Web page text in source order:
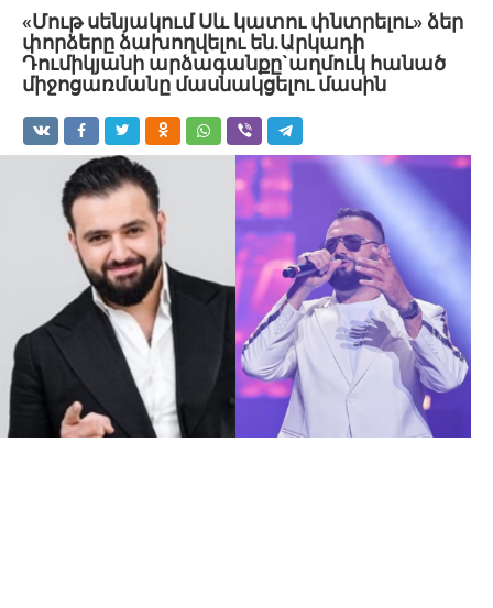
«Մութ սենյակում Սև կատու փնտրելու» ձեր
փորձերը ձախողվելու են.Արկադի
Դումիկյանի արձագանքը`աղմուկ հանած
միջոցառմանը մասնակցելու մասին